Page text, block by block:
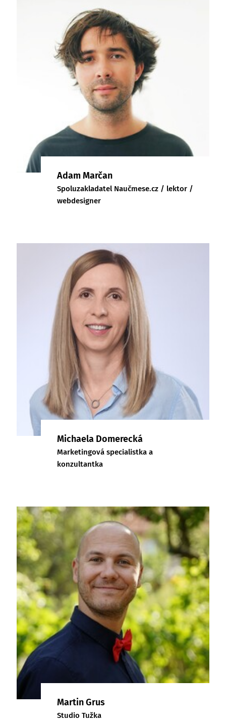
Adam Marčan
Spoluzakladatel Naučmese.cz / lektor /
webdesigner
Michaela Domerecká
Marketingová specialistka a
konzultantka
Martin Grus
Studio Tužka